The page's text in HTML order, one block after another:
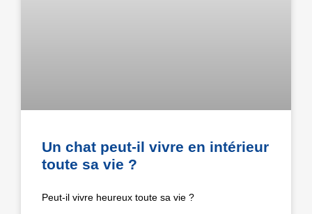
Un chat peut-il vivre en intérieur
toute sa vie ?
Peut-il vivre heureux toute sa vie ?